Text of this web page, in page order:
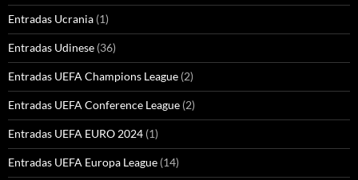
Entradas Ucrania (1)
Entradas Udinese (36)
Entradas UEFA Champions League (2)
Entradas UEFA Conference League (2)
Entradas UEFA EURO 2024 (1)
Entradas UEFA Europa League (14)